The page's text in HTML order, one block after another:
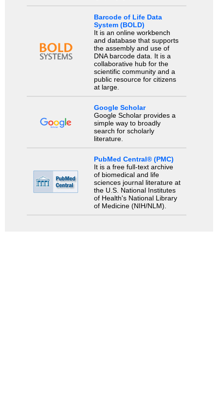
Barcode of Life Data
System (BOLD)
It is an online workbench
and database that supports
the assembly and use of
DNA barcode data. It is a
collaborative hub for the
scientific community and a
public resource for citizens
at large.
Google Scholar
Google Scholar provides a
simple way to broadly
search for scholarly
literature.
PubMed Central® (PMC)
It is a free full-text archive
of biomedical and life
sciences journal literature at
the U.S. National Institutes
of Health's National Library
of Medicine (NIH/NLM).